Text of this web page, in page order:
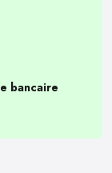
bancaire